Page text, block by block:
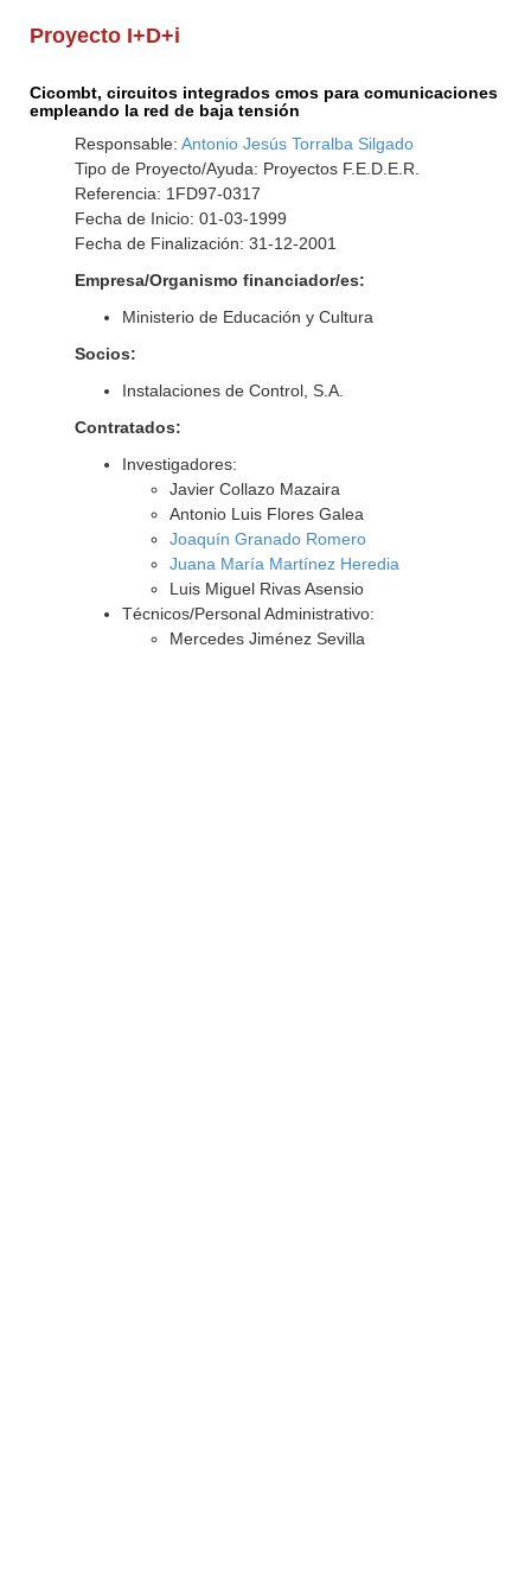
Proyecto I+D+i
Cicombt, circuitos integrados cmos para comunicaciones
empleando la red de baja tensión
Responsable: Antonio Jesús Torralba Silgado
Tipo de Proyecto/Ayuda: Proyectos F.E.D.E.R.
Referencia: 1FD97-0317
Fecha de Inicio: 01-03-1999
Fecha de Finalización: 31-12-2001
Empresa/Organismo financiador/es:
Ministerio de Educación y Cultura
Socios:
Instalaciones de Control, S.A.
Contratados:
Investigadores:
Javier Collazo Mazaira
Antonio Luis Flores Galea
Joaquín Granado Romero
Juana María Martínez Heredia
Luis Miguel Rivas Asensio
Técnicos/Personal Administrativo:
Mercedes Jiménez Sevilla